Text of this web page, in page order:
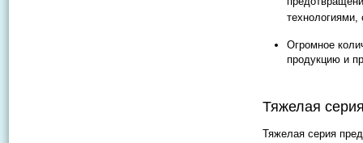
технологиями,
Огромное
продукцию и
Тяжелая
Тяжелая серия